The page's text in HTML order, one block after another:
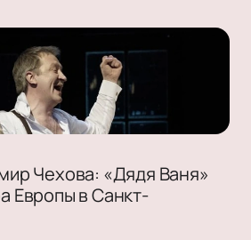
Чехова: «Дядя Ваня»
Европы в Санкт-